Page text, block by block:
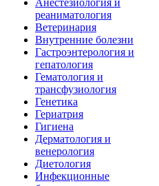
Анестезиология и
реаниматология
Ветеринария
Внутренние болезни
Гастроэнтерология и
гепатология
Гематология и
трансфузиология
Генетика
Гериатрия
Гигиена
Дерматология и
венерология
Диетология
Инфекционные